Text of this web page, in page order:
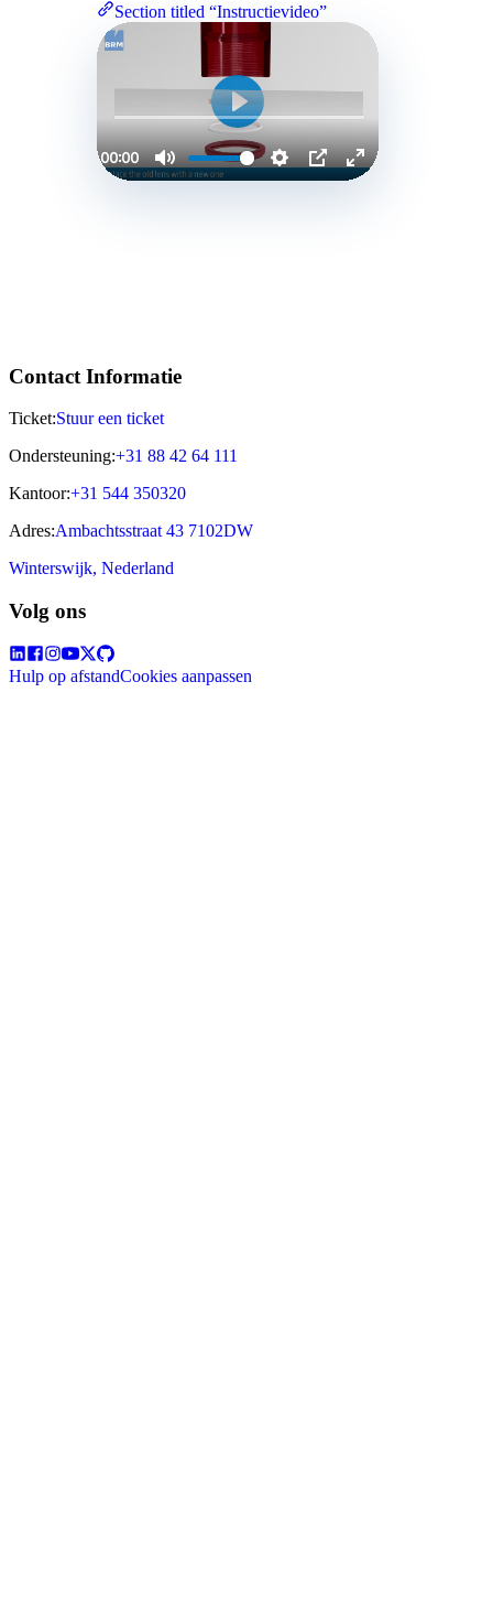
Section titled “Instructievideo”
Contact Informatie
Ticket:Stuur een ticket
Ondersteuning:+31 88 42 64 111
Kantoor:+31 544 350320
Adres:Ambachtsstraat 43 7102DW
Winterswijk, Nederland
Volg ons
Hulp op afstandCookies aanpassen